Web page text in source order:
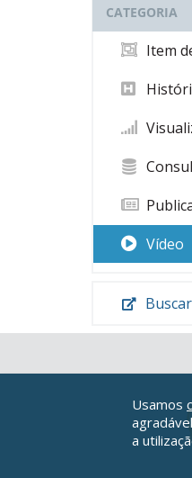
CATEGORIA
Item
Vídeo
Usamos
a